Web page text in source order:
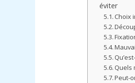
éviter
Choix
Quels
Peut-